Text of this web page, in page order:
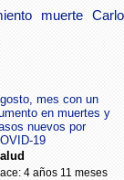
muerte
mes con un
en muertes y
nuevos por
19
4 años 11 meses